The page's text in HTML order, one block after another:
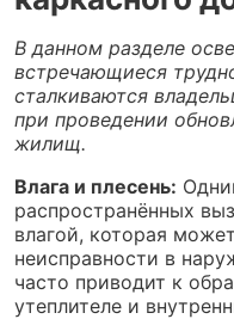
В данном разделе
встречающиеся
сталкиваются
при проведении
жилищ.
Влага и плесень:
распространённых
влагой, которая
неисправности в
часто приводит к
утеплителе и